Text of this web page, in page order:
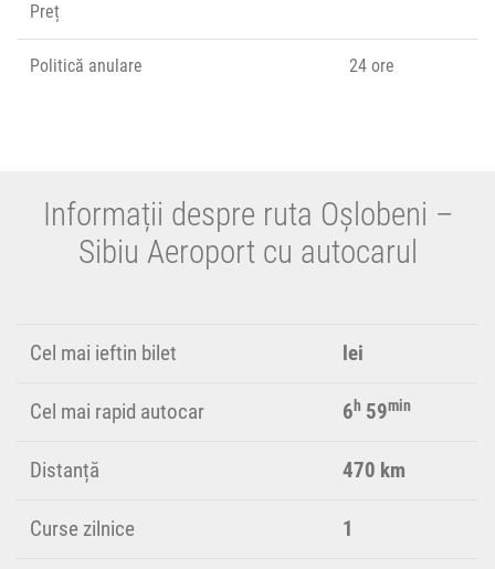
Preț
Politică anulare 24 ore
Informații despre ruta Oșlobeni –
Sibiu Aeroport cu autocarul
Cel mai ieftin bilet lei
Cel mai rapid autocar 6h 59min
Distanță 470 km
Curse zilnice 1